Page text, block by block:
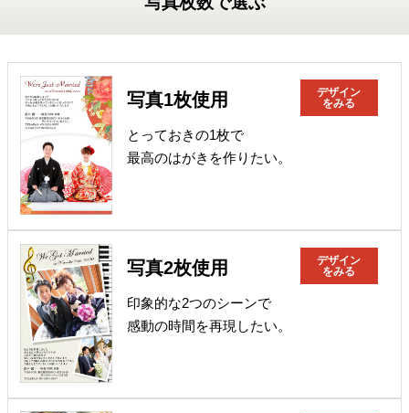
写真1枚使用
デザイン
をみる
とっておきの1枚で
最高のはがきを作りたい。
写真2枚使用
デザイン
をみる
印象的な2つのシーンで
感動の時間を再現したい。